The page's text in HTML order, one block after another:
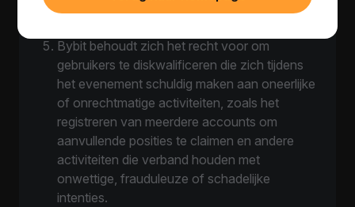
Subaccounts komen niet in aanmerking voor
Bybit behoudt zich het recht voor om
gebruikers te diskwalificeren die zich tijdens
het evenement schuldig maken aan oneerlijke
of onrechtmatige activiteiten, zoals het
registreren van meerdere accounts om
aanvullende posities te claimen en andere
activiteiten die verband houden met
onwettige, frauduleuze of schadelijke
intenties.